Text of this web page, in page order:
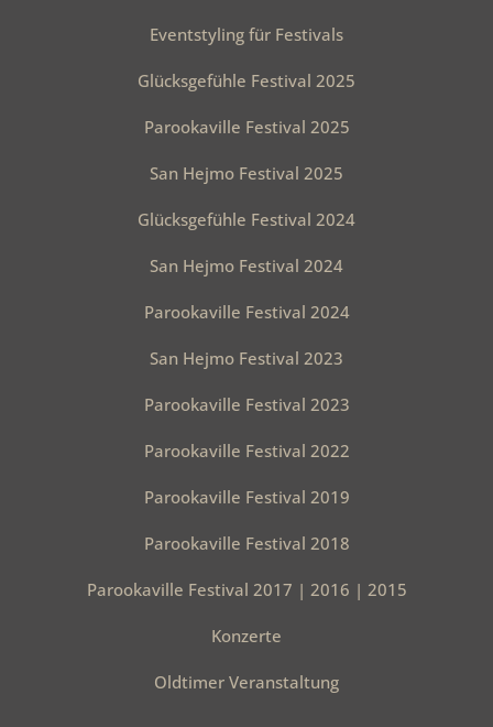
Eventstyling für Festivals
Glücksgefühle Festival 2025
Parookaville Festival 2025
San Hejmo Festival 2025
Glücksgefühle Festival 2024
San Hejmo Festival 2024
Parookaville Festival 2024
San Hejmo Festival 2023
Parookaville Festival 2023
Parookaville Festival 2022
Parookaville Festival 2019
Parookaville Festival 2018
Parookaville Festival 2017 | 2016 | 2015
Konzerte
Oldtimer Veranstaltung